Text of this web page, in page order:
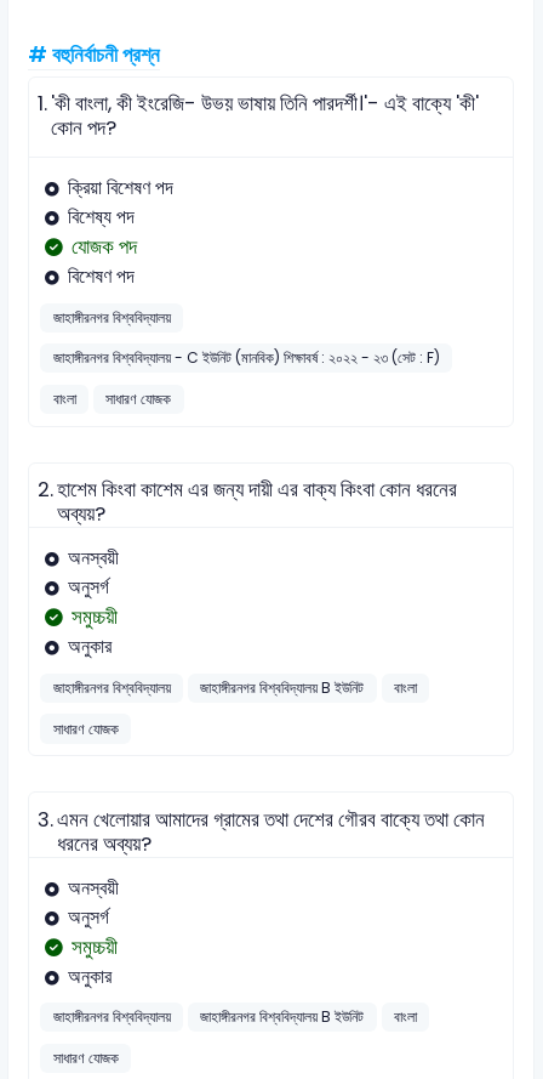
# বহুনির্বাচনী প্রশ্ন
1.'কী বাংলা, কী ইংরেজি- উভয় ভাষায় তিনি পারদর্শী।'- এই বাক্যে 'কী'
কোন পদ?
ক্রিয়া বিশেষণ পদ
বিশেষ্য পদ
যোজক পদ
বিশেষণ পদ
জাহাঙ্গীরনগর বিশ্ববিদ্যালয়
জাহাঙ্গীরনগর বিশ্ববিদ্যালয় - C ইউনিট (মানবিক) শিক্ষাবর্ষ : ২০২২ - ২৩ (সেট : F)
বাংলা
সাধারণ যোজক
2.হাশেম কিংবা কাশেম এর জন্য দায়ী এর বাক্য কিংবা কোন ধরনের
অব্যয়?
অনস্বয়ী
অনুসর্গ
সমুচ্চয়ী
অনুকার
জাহাঙ্গীরনগর বিশ্ববিদ্যালয় জাহাঙ্গীরনগর বিশ্ববিদ্যালয় B ইউনিট
বাংলা
সাধারণ যোজক
3.এমন খেলোয়ার আমাদের গ্রামের তথা দেশের গৌরব বাক্যে তথা কোন
ধরনের অব্যয়?
অনস্বয়ী
অনুসর্গ
সমুচ্চয়ী
অনুকার
জাহাঙ্গীরনগর বিশ্ববিদ্যালয় জাহাঙ্গীরনগর বিশ্ববিদ্যালয় B ইউনিট
বাংলা
সাধারণ যোজক